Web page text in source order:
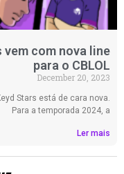
vem com nova line
para o CBLOL
December 20, 2023
Stars está de cara nova.
Para a temporada 2024, a
Ler mais